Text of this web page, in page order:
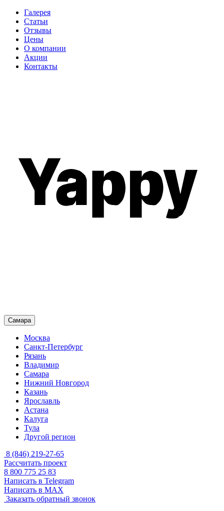
Галерея
Статьи
Отзывы
Цены
О компании
Акции
Контакты
Самара
Москва
Санкт-Петербург
Рязань
Владимир
Самара
Нижний Новгород
Казань
Ярославль
Астана
Калуга
Тула
Другой регион
8 (846) 219-27-65
Рассчитать проект
8 800 775 25 83
Написать в Telegram
Написать в MAX
Заказать обратный звонок